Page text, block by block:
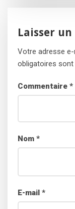
Laisser
Votre adresse e-
obligatoires sont
Commentaire *
Nom *
E-mail *